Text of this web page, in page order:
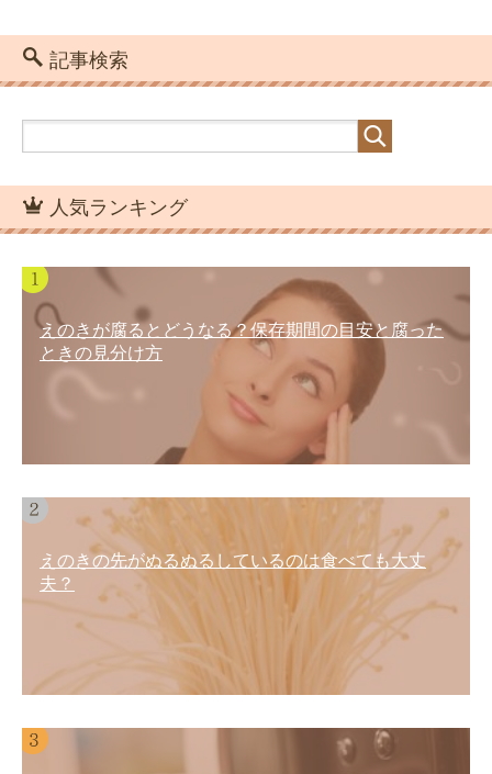
記事検索
人気ランキング
えのきが腐るとどうなる？保存期間の目安と腐った
ときの見分け方
えのきの先がぬるぬるしているのは食べても大丈
夫？